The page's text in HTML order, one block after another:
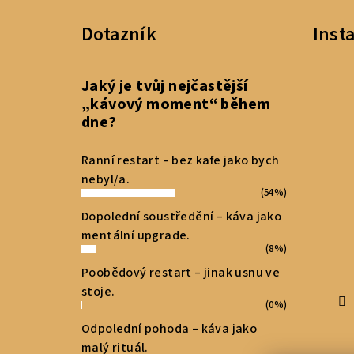
Dotazník
Jaký je tvůj nejčastější
„kávový moment“ během
dne?
Ranní restart – bez kafe jako bych
nebyl/a.
(54%)
Dopolední soustředění – káva jako
mentální upgrade.
(8%)
Poobědový restart – jinak usnu ve
stoje.
(0%)
Odpolední pohoda – káva jako
malý rituál.